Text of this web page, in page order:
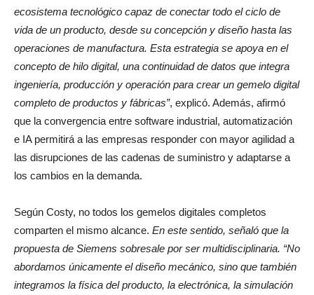
ecosistema tecnológico capaz de conectar todo el ciclo de
vida de un producto, desde su concepción y diseño hasta las
operaciones de manufactura. Esta estrategia se apoya en el
concepto de hilo digital, una continuidad de datos que integra
ingeniería, producción y operación para crear un gemelo digital
completo de productos y fábricas”, explicó. Además, afirmó
que la convergencia entre software industrial, automatización
e IA permitirá a las empresas responder con mayor agilidad a
las disrupciones de las cadenas de suministro y adaptarse a
los cambios en la demanda.
Según Costy, no todos los gemelos digitales completos
comparten el mismo alcance. En este sentido, señaló que la
propuesta de Siemens sobresale por ser multidisciplinaria. “No
abordamos únicamente el diseño mecánico, sino que también
integramos la física del producto, la electrónica, la simulación